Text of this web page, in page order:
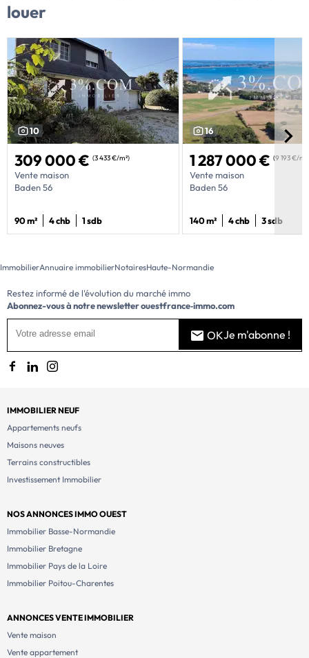
louer
10
309 000 € (3 433 €/m²)
Vente maison
Baden 56
90 m² 4 chb 1 sdb
16
1 287 000 € (9 193 €/m²)
Vente maison
Baden 56
140 m² 4 chb 3 sdb
ImmobilierAnnuaire immobilierNotairesHaute-Normandie
Restez informé de l'évolution du marché immo
Abonnez-vous à notre newsletterouestfrance‑immo.com
OKJe m'abonne !
IMMOBILIER NEUF
Appartements neufs
Maisons neuves
Terrains constructibles
Investissement Immobilier
NOS ANNONCES IMMO OUEST
Immobilier Basse-Normandie
Immobilier Bretagne
Immobilier Pays de la Loire
Immobilier Poitou-Charentes
ANNONCES VENTE IMMOBILIER
Vente maison
Vente appartement